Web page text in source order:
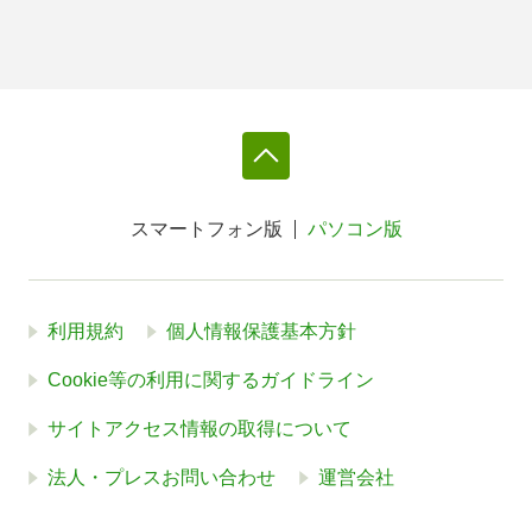
スマートフォン版 パソコン版
利用規約 個人情報保護基本方針
Cookie等の利用に関するガイドライン
サイトアクセス情報の取得について
法人・プレスお問い合わせ 運営会社